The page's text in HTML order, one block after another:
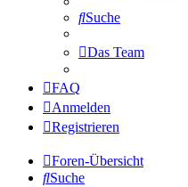
Suche
Das Team
FAQ
Anmelden
Registrieren
Foren-Übersicht
Suche